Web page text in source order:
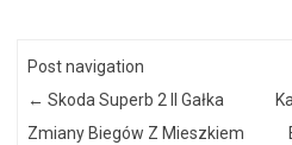
Post navigation
← Skoda Superb 2 II Gałka
Zmiany Biegów Z Mieszkiem